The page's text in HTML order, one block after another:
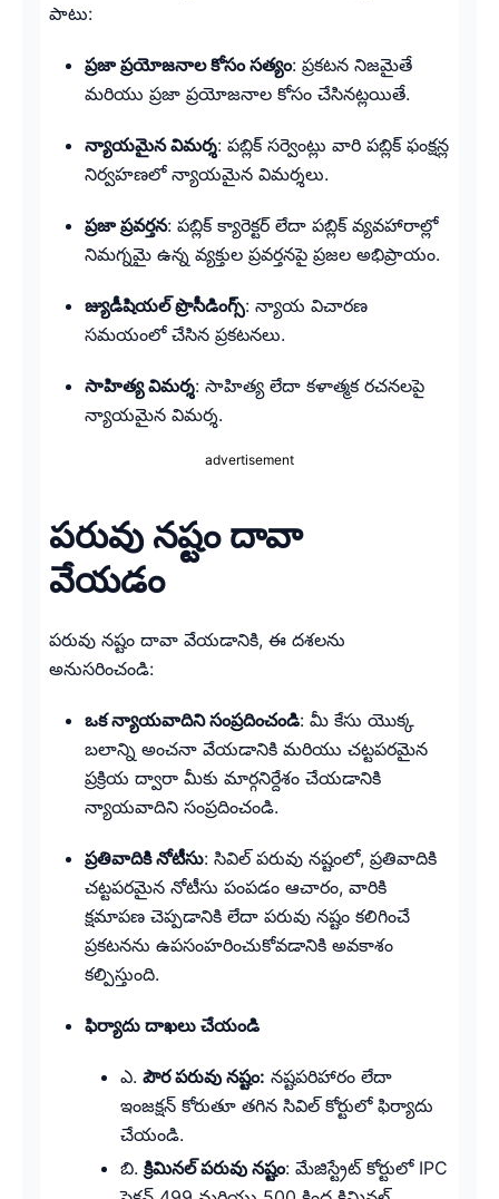
పాటు:
ప్రజా ప్రయోజనాల కోసం సత్యం: ప్రకటన నిజమైతే
మరియు ప్రజా ప్రయోజనాల కోసం చేసినట్లయితే.
న్యాయమైన విమర్శ: పబ్లిక్ సర్వెంట్లు వారి పబ్లిక్ ఫంక్షన్ల
నిర్వహణలో న్యాయమైన విమర్శలు.
ప్రజా ప్రవర్తన: పబ్లిక్ క్యారెక్టర్ లేదా పబ్లిక్ వ్యవహారాల్లో
నిమగ్నమై ఉన్న వ్యక్తుల ప్రవర్తనపై ప్రజల అభిప్రాయం.
జ్యుడీషియల్ ప్రొసీడింగ్స్: న్యాయ విచారణ
సమయంలో చేసిన ప్రకటనలు.
సాహిత్య విమర్శ: సాహిత్య లేదా కళాత్మక రచనలపై
న్యాయమైన విమర్శ.
advertisement
పరువు నష్టం దావా
వేయడం
పరువు నష్టం దావా వేయడానికి, ఈ దశలను
అనుసరించండి:
ఒక న్యాయవాదిని సంప్రదించండి: మీ కేసు యొక్క
బలాన్ని అంచనా వేయడానికి మరియు చట్టపరమైన
ప్రక్రియ ద్వారా మీకు మార్గనిర్దేశం చేయడానికి
న్యాయవాదిని సంప్రదించండి.
ప్రతివాదికి నోటీసు: సివిల్ పరువు నష్టంలో, ప్రతివాదికి
చట్టపరమైన నోటీసు పంపడం ఆచారం, వారికి
క్షమాపణ చెప్పడానికి లేదా పరువు నష్టం కలిగించే
ప్రకటనను ఉపసంహరించుకోవడానికి అవకాశం
కల్పిస్తుంది.
ఫిర్యాదు దాఖలు చేయండి
ఎ. పౌర పరువు నష్టం: నష్టపరిహారం లేదా
ఇంజక్షన్ కోరుతూ తగిన సివిల్ కోర్టులో ఫిర్యాదు
చేయండి.
బి. క్రిమినల్ పరువు నష్టం: మేజిస్ట్రేట్ కోర్టులో IPC